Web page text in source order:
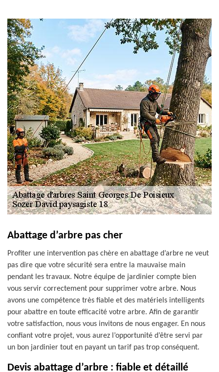
Abattage d’arbre pas cher
Profiter une intervention pas chère en abattage d’arbre ne veut
pas dire que votre sécurité sera entre la mauvaise main
pendant les travaux. Notre équipe de jardinier compte bien
vous servir correctement pour supprimer votre arbre. Nous
avons une compétence très fiable et des matériels intelligents
pour abattre en toute efficacité votre arbre. Afin de garantir
votre satisfaction, nous vous invitons de nous engager. En nous
confiant votre projet, vous aurez l’opportunité d’être servi par
un bon jardinier tout en payant un tarif pas trop conséquent.
Devis abattage d’arbre : fiable et détaillé